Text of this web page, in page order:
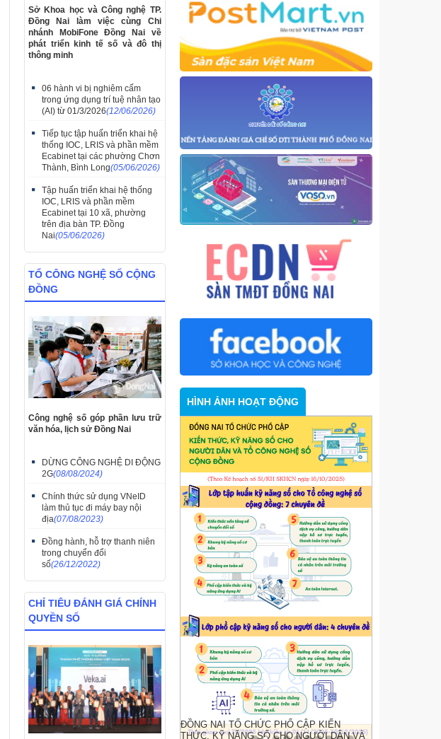
Sở Khoa học và Công nghệ TP.
Đồng Nai làm việc cùng Chi
nhánh MobiFone Đồng Nai về
phát triển kinh tế số và đô thị
thông minh
06 hành vi bị nghiêm cấm
trong ứng dụng trí tuệ nhân tạo
(AI) từ 01/3/2026(12/06/2026)
Tiếp tục tập huấn triển khai hệ
thống IOC, LRIS và phần mềm
Ecabinet tại các phường Chơn
Thành, Bình Long(05/06/2026)
Tập huấn triển khai hệ thống
IOC, LRIS và phần mềm
Ecabinet tại 10 xã, phường
trên địa bàn TP. Đồng
Nai(05/06/2026)
TỔ CÔNG NGHỆ SỐ CỘNG
ĐỒNG
Công nghệ số góp phần lưu trữ
văn hóa, lịch sử Đồng Nai
DỪNG CÔNG NGHỆ DI ĐỘNG
2G(08/08/2024)
Chính thức sử dụng VNeID
làm thủ tục đi máy bay nội
địa(07/08/2023)
Đồng hành, hỗ trợ thanh niên
trong chuyển đổi
số(26/12/2022)
CHỈ TIÊU ĐÁNH GIÁ CHÍNH
QUYỀN SỐ
HÌNH ẢNH HOẠT ĐỘNG
MỤC TIÊU PHÁT TRIỂN KINH TẾ SỐ ĐẾN
NĂM 2030
Xem thêm
LIÊN KẾT WEBISTE
THĂM DÒ Ý KIẾN
Đánh giá về trang thông tin điện tử
chuyển đổi số thành phố Đồng Nai